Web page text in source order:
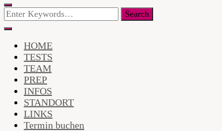
Looking
for
Something?
HOME
TESTS
TEAM
PREP
INFOS
STANDORT
LINKS
Termin buchen